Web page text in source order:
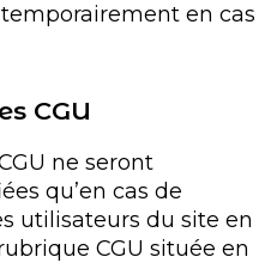
en cas
CGU
ne seront
qu’en cas de
utilisateurs du site en
CGU située en